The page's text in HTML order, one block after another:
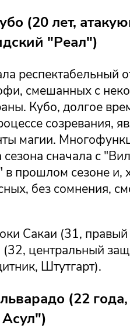
(20 лет,
"Реал")
респектабельный
смешанных с
Кубо, долгое
созревания,
магии.
сначала с
прошлом сезоне и,
без сомнения,
Сакаи (31,
центральный
Штутгарт).
(22